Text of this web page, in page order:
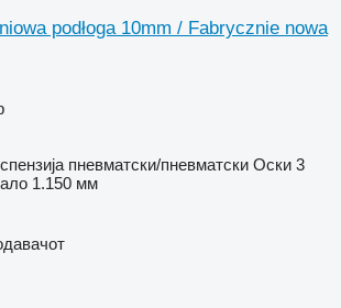
podłoga 10mm / Fabrycznie nowa
пневматски/пневматски Оски 3
1.150 мм